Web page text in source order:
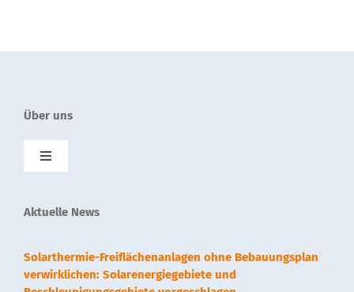
Über uns
Toggle
Presse
Aktuelle News
Solarthermie-Freiflächenanlagen ohne Bebauungsplan
verwirklichen: Solarenergiegebiete und